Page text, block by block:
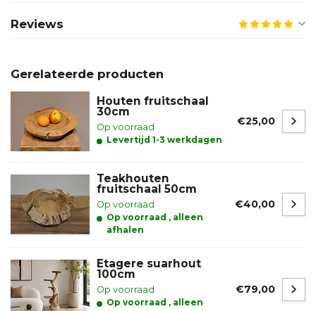
Reviews
Gerelateerde producten
Houten fruitschaal
30cm
Op voorraad
Levertijd 1-3 werkdagen
€25,00
Teakhouten
fruitschaal 50cm
Op voorraad
Op voorraad , alleen
afhalen
€40,00
Etagere suarhout
100cm
Op voorraad
Op voorraad , alleen
€79,00